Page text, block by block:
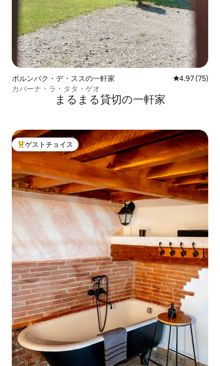
ポルンバク・デ・ススの一軒家 レビュー75
4.97 (75)
カバーナ・ラ・タタ・ゲオ
まるまる貸切の一軒家
大好評のゲストチョイスです。
ゲストチョイス